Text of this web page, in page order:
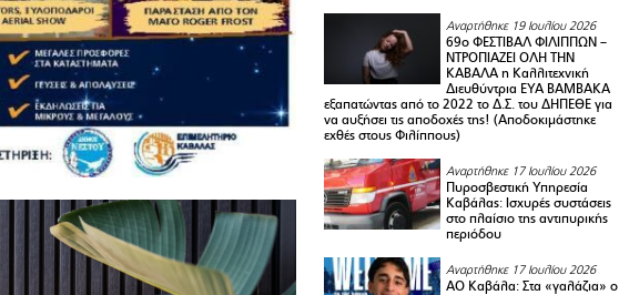
Αναρτήθηκε 19 Ιουλίου 2026
69ο ΦΕΣΤΙΒΑΛ ΦΙΛΙΠΠΩΝ –
ΝΤΡΟΠΙΑΖΕΙ ΟΛΗ ΤΗΝ
ΚΑΒΑΛΑ η Καλλιτεχνική
Διευθύντρια ΕΥΑ ΒΑΜΒΑΚΑ
εξαπατώντας από το 2022 το Δ.Σ. του ΔΗΠΕΘΕ για
να αυξήσει τις αποδοχές της! (Αποδοκιμάστηκε
εχθές στους Φιλίππους)
Αναρτήθηκε 17 Ιουλίου 2026
Πυροσβεστική Υπηρεσία
Καβάλας: Ισχυρές συστάσεις
στο πλαίσιο της αντιπυρικής
περιόδου
Αναρτήθηκε 17 Ιουλίου 2026
ΑΟ Καβάλα: Στα «γαλάζια» ο